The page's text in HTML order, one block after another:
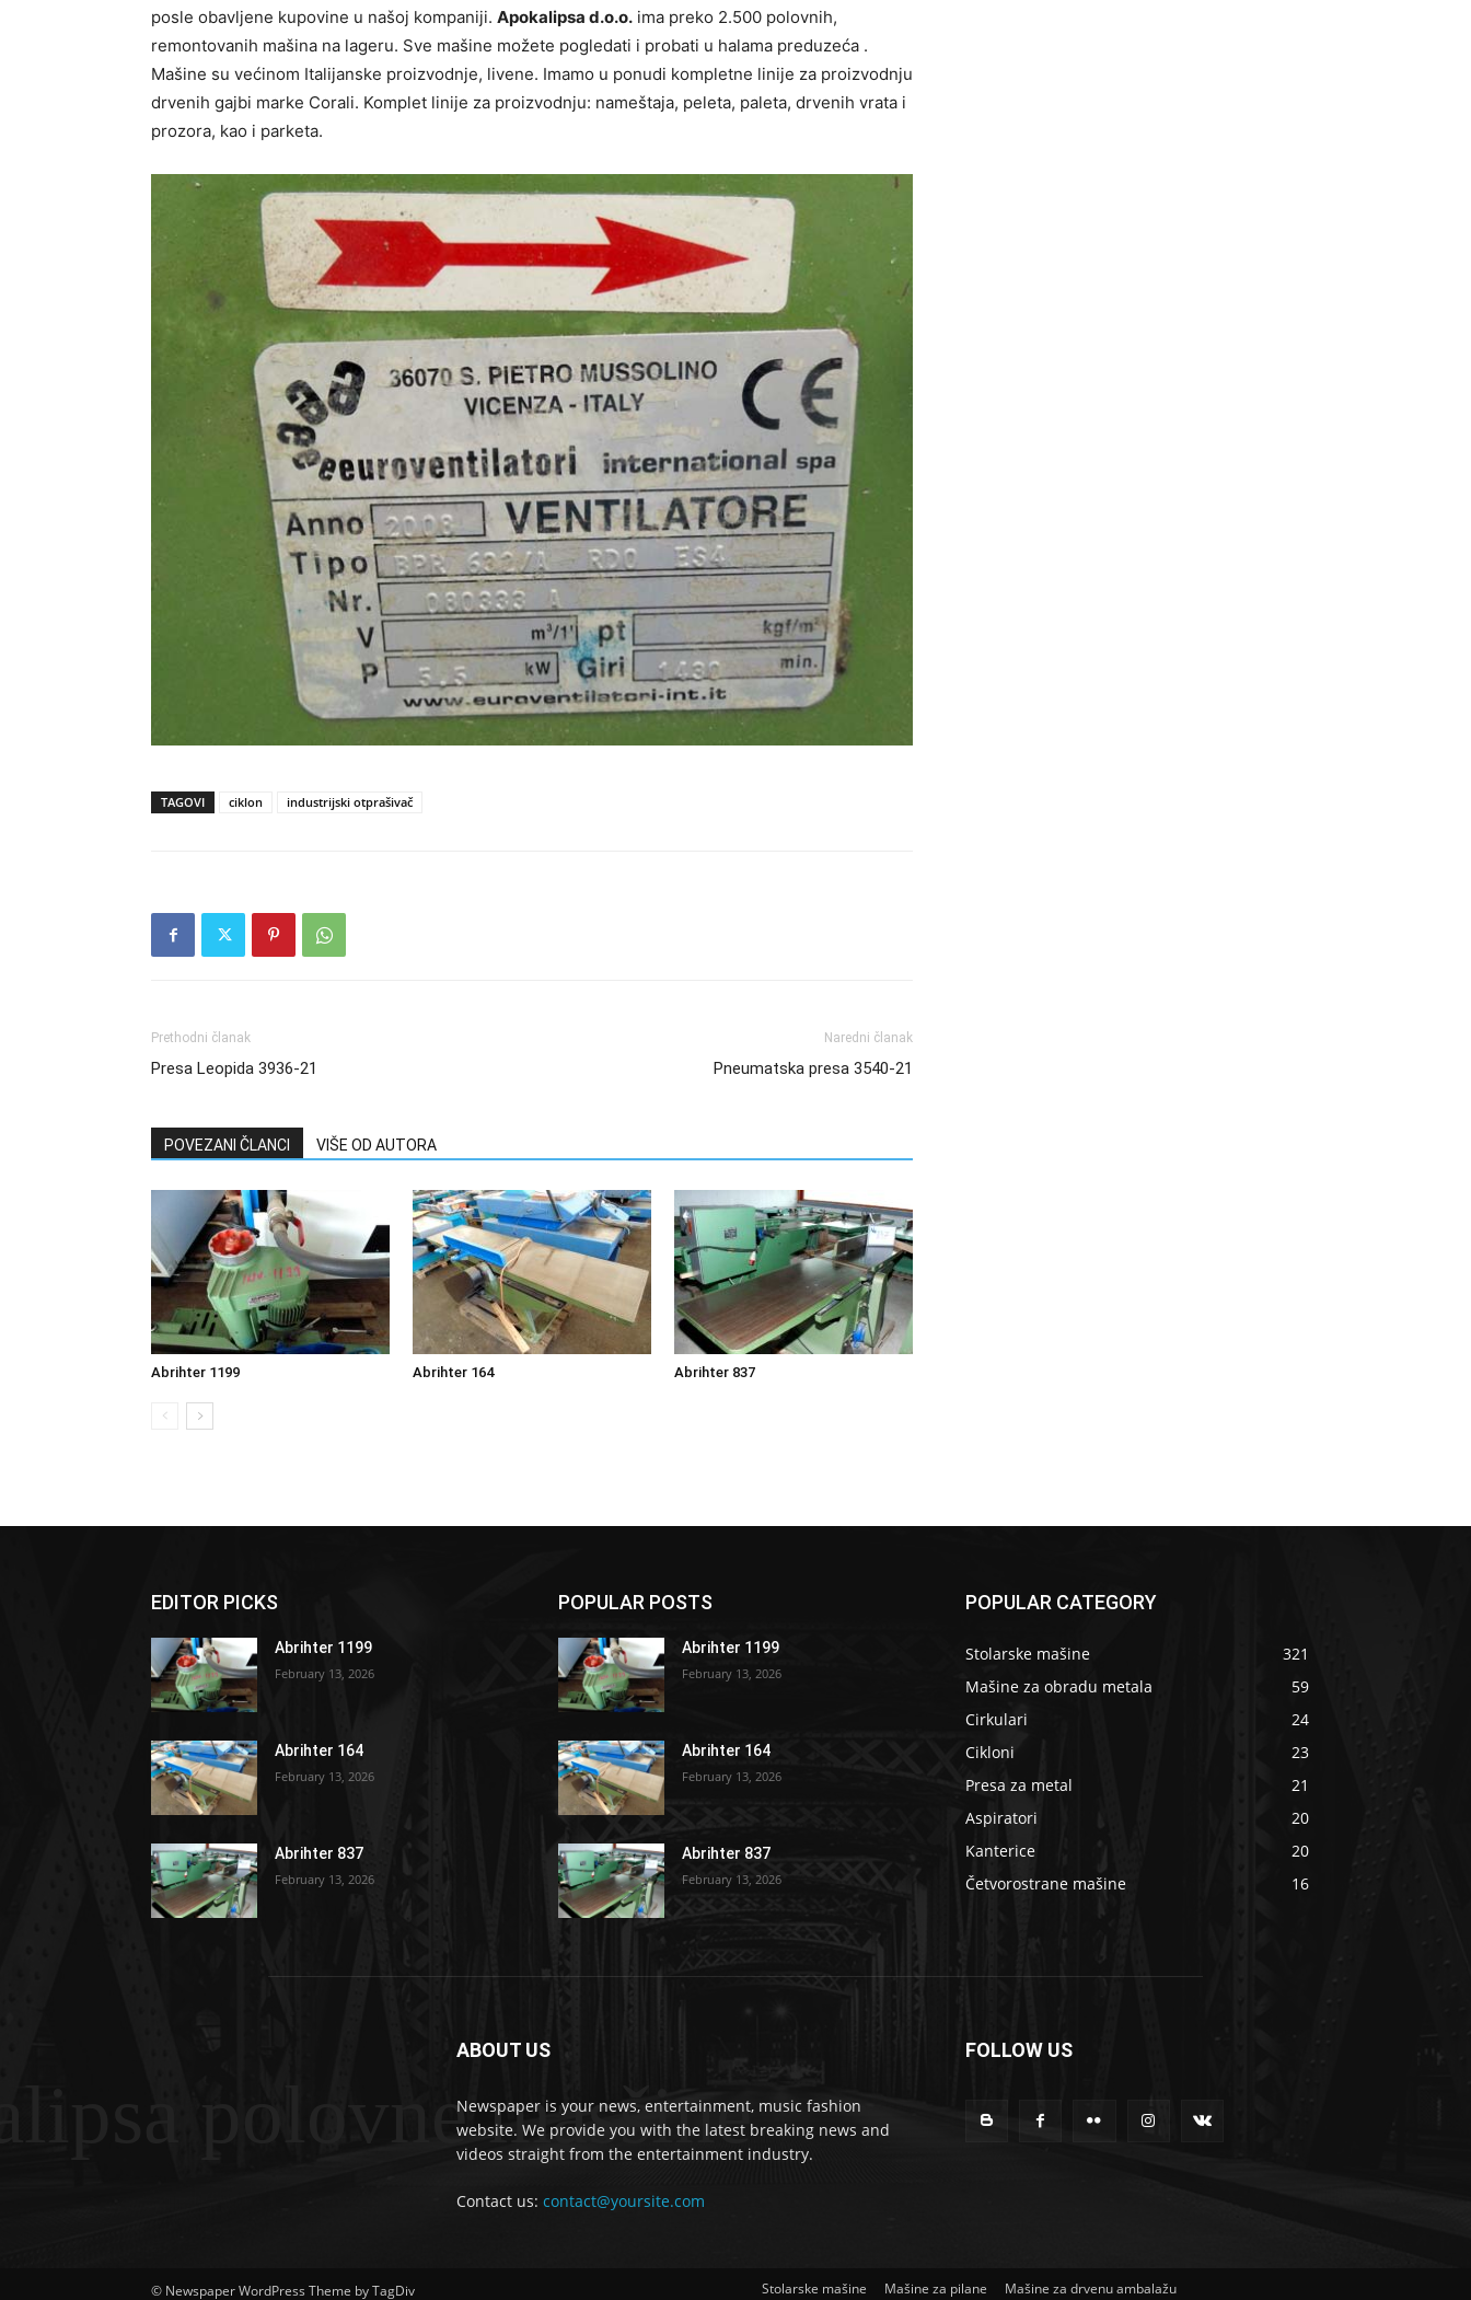
posle obavljene kupovine u našoj kompaniji. Apokalipsa d.o.o. ima preko 2.500 polovnih,
remontovanih mašina na lageru. Sve mašine možete pogledati i probati u halama preduzeća .
Mašine su većinom Italijanske proizvodnje, livene. Imamo u ponudi kompletne linije za proizvodnju
drvenih gajbi marke Corali. Komplet linije za proizvodnju: nameštaja, peleta, paleta, drvenih vrata i
prozora, kao i parketa.
TAGOVI ciklon industrijski otprašivač
Prethodni članak
Presa Leopida 3936-21
Naredni članak
Pneumatska presa 3540-21
POVEZANI ČLANCI VIŠE OD AUTORA
Abrihter 1199 Abrihter 164 Abrihter 837
EDITOR PICKS
Abrihter 1199
February 13, 2026
Abrihter 164
February 13, 2026
Abrihter 837
February 13, 2026
POPULAR POSTS
Abrihter 1199
February 13, 2026
Abrihter 164
February 13, 2026
Abrihter 837
February 13, 2026
POPULAR CATEGORY
Stolarske mašine
321
Mašine za obradu metala
59
Cirkulari
24
Cikloni
23
Presa za metal
21
Aspiratori
20
Kanterice
20
Četvorostrane mašine
16
polovne masšine
ABOUT US
Newspaper is your news, entertainment, music fashion
website. We provide you with the latest breaking news and
videos straight from the entertainment industry.
Contact us: contact@yoursite.com
FOLLOW US
© Newspaper WordPress Theme by TagDiv Stolarske mašine Mašine za pilane Mašine za drvenu ambalažu